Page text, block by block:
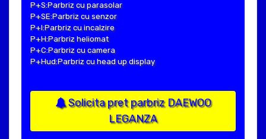
P+S:Parbriz cu parasolar
P+SE:Parbriz cu senzor
P+I:Parbriz cu incalzire
P+H:Parbriz heliomat
P+C:Parbriz cu camera
P+Hud:Parbriz cu head up display
Solicita pret parbriz DAEWOO
LEGANZA